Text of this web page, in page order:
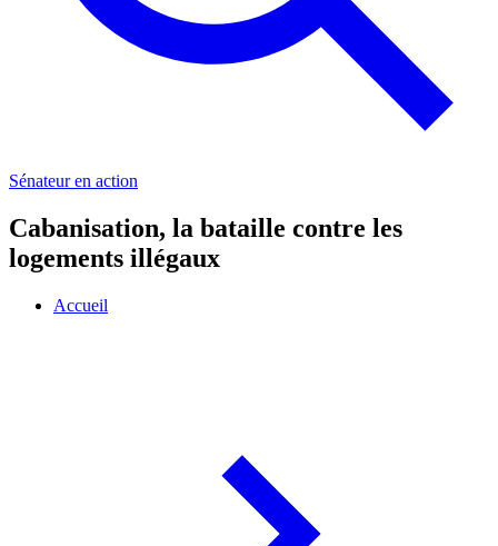
Sénateur en action
Cabanisation, la bataille contre les
logements illégaux
Accueil